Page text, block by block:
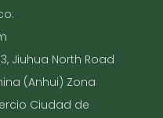
Jiuhua North Road
(Anhui) Zona
Ciudad de